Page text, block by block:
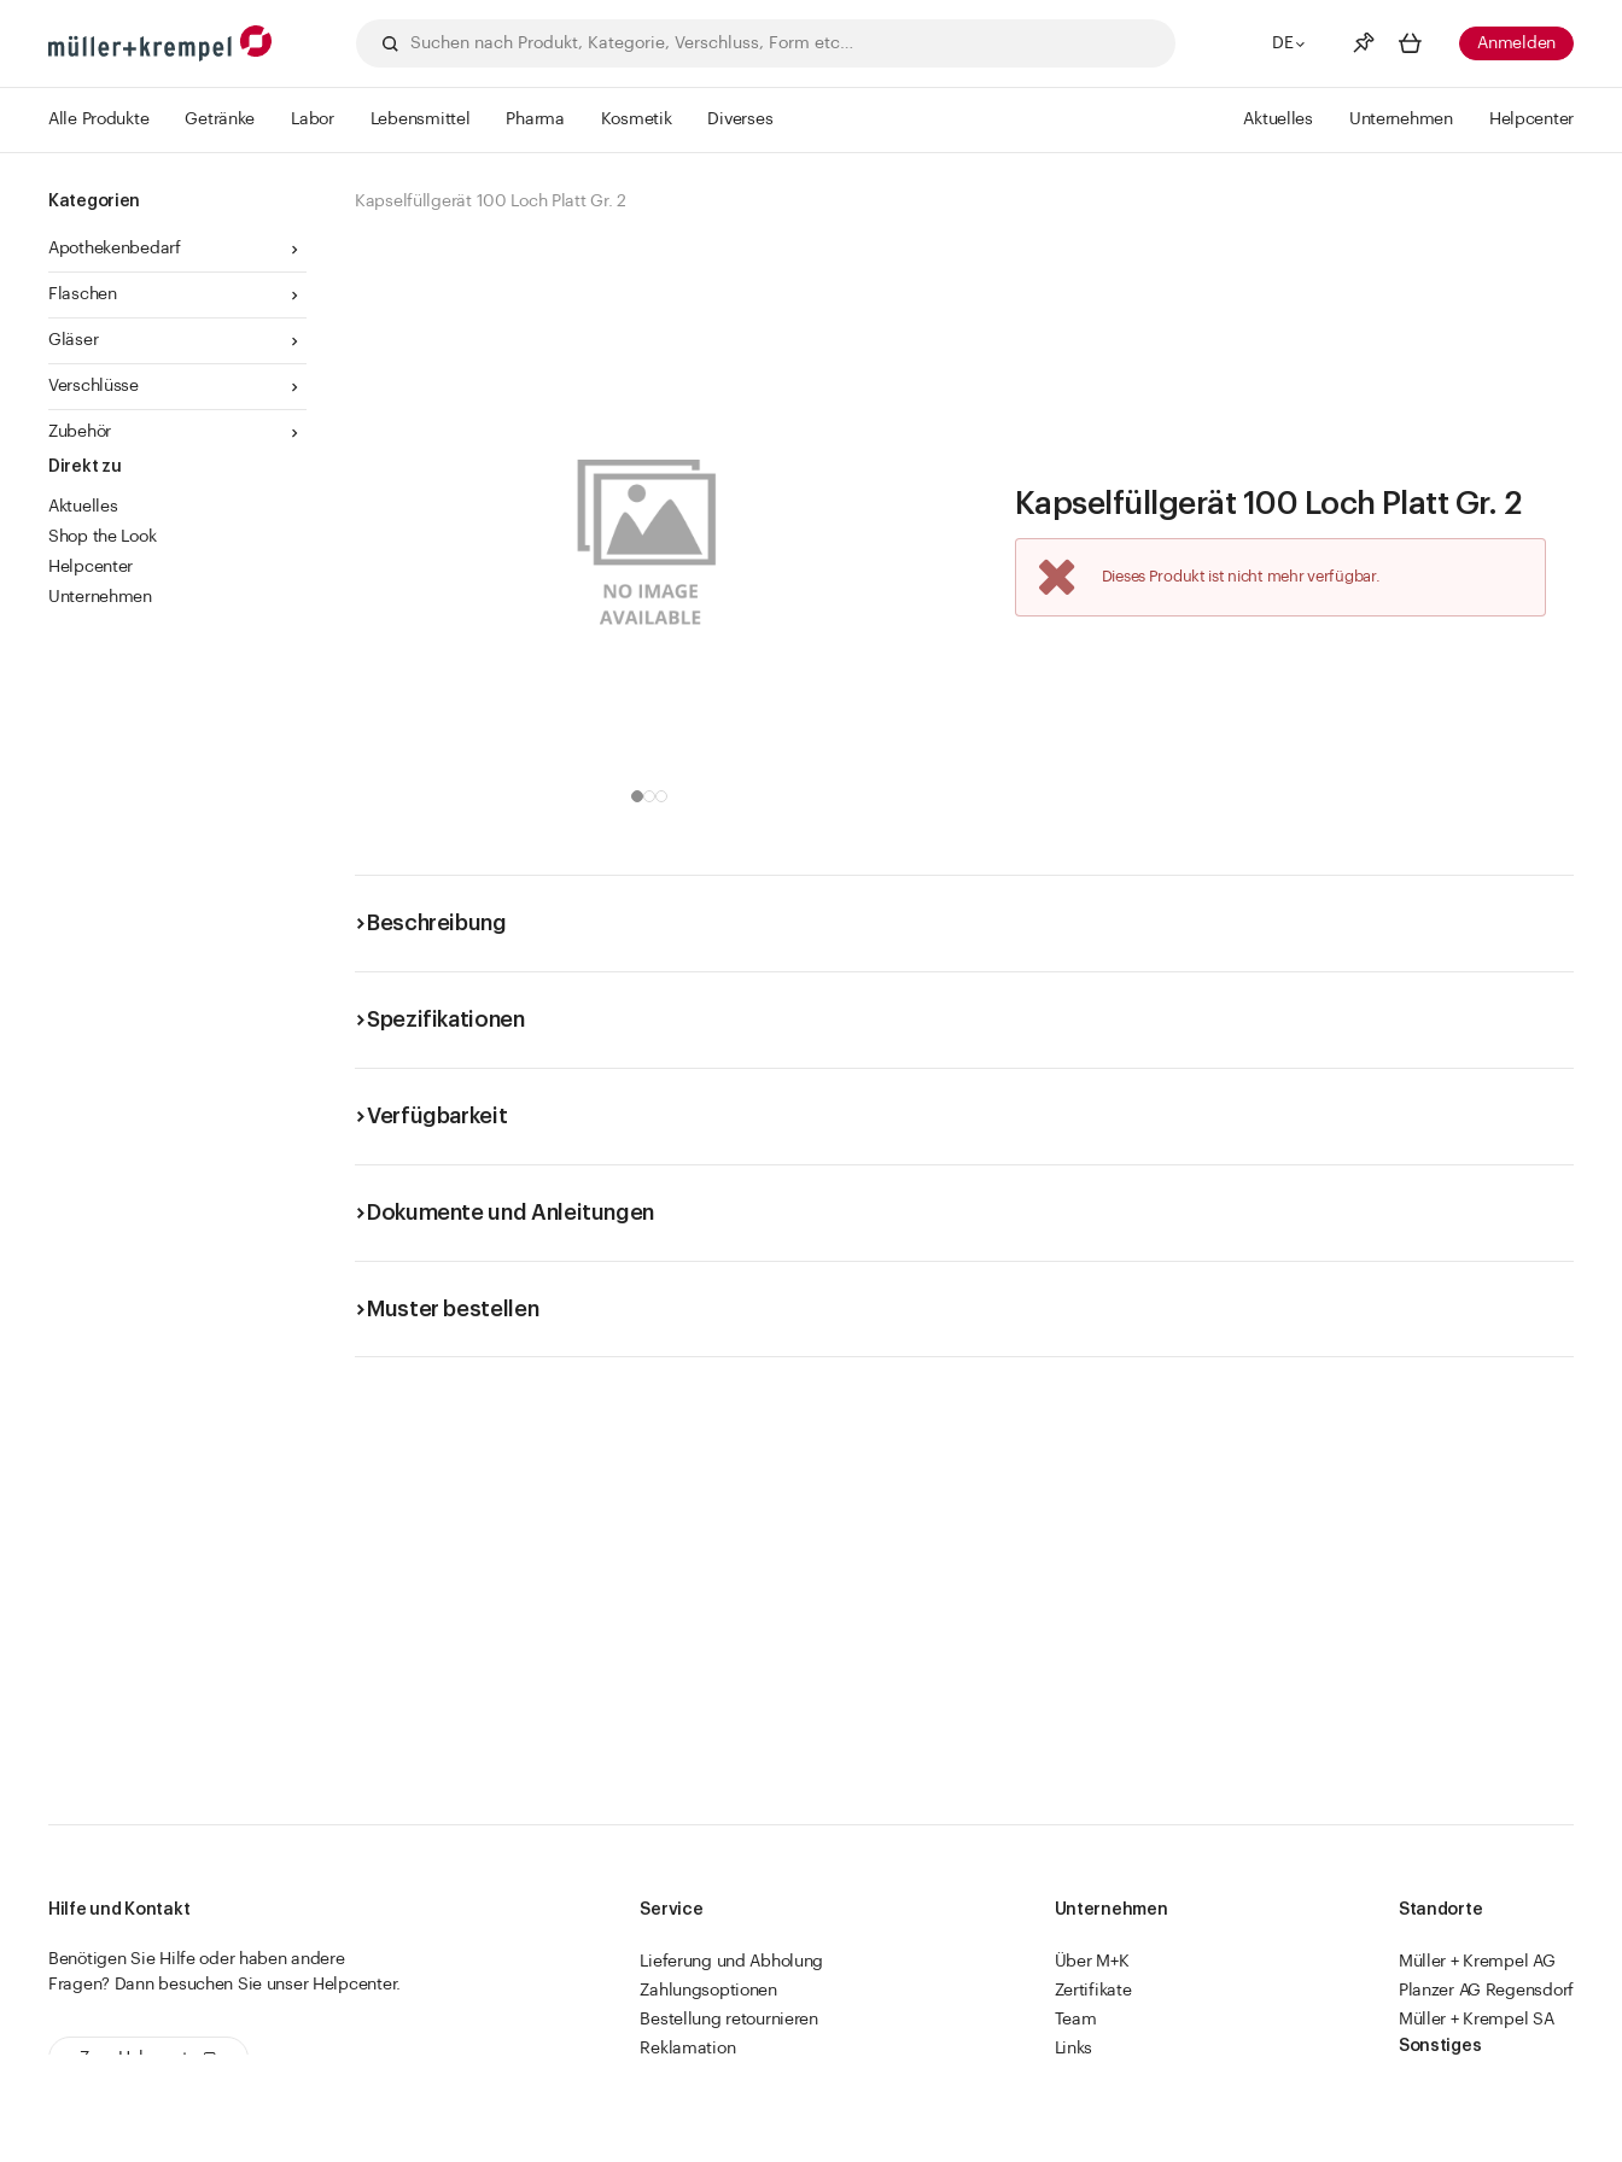
DE
Merkliste Mehr anzeigen
Zu den Merklisten
Anmelden
Alle Produkte Getränke Labor Lebensmittel Pharma Kosmetik Diverses Aktuelles Unternehmen Helpcenter
Kategorien
Apothekenbedarf
Flaschen
Gläser
Verschlüsse
Zubehör
Direkt zu
Aktuelles
Shop the Look
Helpcenter
Unternehmen
Kapselfüllgerät 100 Loch Platt Gr. 2
Kapselfüllgerät 100 Loch Platt Gr. 2
Dieses Produkt ist nicht mehr verfügbar.
Beschreibung
Spezifikationen
Verfügbarkeit
Dokumente und Anleitungen
Muster bestellen
Hilfe und Kontakt
Benötigen Sie Hilfe oder haben andere
Fragen? Dann besuchen Sie unser Helpcenter.
Zum Helpcenter
Service
Lieferung und Abholung
Zahlungsoptionen
Bestellung retournieren
Reklamation
Unternehmen
Über M+K
Zertifikate
Team
Links
Standorte
Müller + Krempel AG
Planzer AG Regensdorf
Müller + Krempel SA
Sonstiges